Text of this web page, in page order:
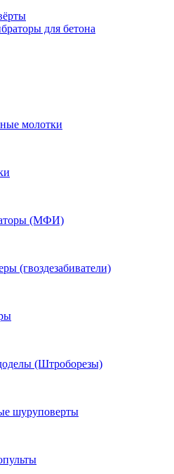
для бетона
молотки
(МФИ)
(гвоздезабиватели)
(Штроборезы)
шуруповерты